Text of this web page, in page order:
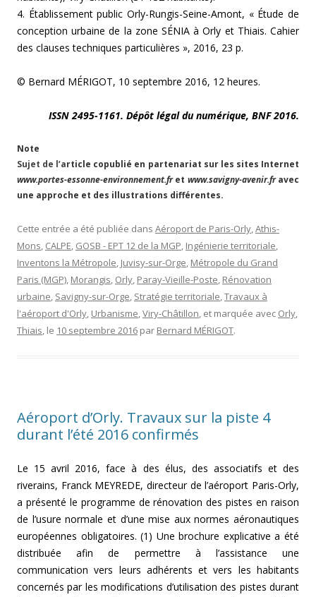
4. Établissement public Orly-Rungis-Seine-Amont, « Étude de
conception urbaine de la zone SÉNIA à Orly et Thiais. Cahier
des clauses techniques particulières », 2016, 23 p.
© Bernard MÉRIGOT, 10 septembre 2016, 12 heures.
ISSN 2495-1161. Dépôt légal du numérique, BNF 2016.
Note
Sujet de l’article copublié en partenariat sur les sites Internet
www.portes-essonne-environnement.fret www.savigny-avenir.fravec
une approche et des illustrations différentes.
Cette entrée a été publiée dans Aéroport de Paris-Orly,Athis-
Mons, CALPE, GOSB - EPT 12 de la MGP, Ingénierie territoriale,
Inventons la Métropole, Juvisy-sur-Orge, Métropole du Grand
Paris (MGP), Morangis, Orly, Paray-Vieille-Poste, Rénovation
urbaine, Savigny-sur-Orge, Stratégie territoriale,Travaux à
l'aéroport d'Orly, Urbanisme,Viry-Châtillon, et marquée avec Orly,
Thiais, le 10 septembre 2016 par Bernard MÉRIGOT.
Aéroport d’Orly. Travaux sur la piste 4
durant l’été 2016 confirmés
Le 15 avril 2016, face à des élus, des associatifs et des
riverains, Franck MEYREDE, directeur de l’aéroport Paris-Orly,
a présenté le programme de rénovation des pistes en raison
de l’usure normale et d’une mise aux normes aéronautiques
européennes obligatoires. (1) Une brochure explicative a été
distribuée afin de permettre à l’assistance une
communication vers leurs adhérents et vers les habitants
concernés par les modifications d’utilisation des pistes durant